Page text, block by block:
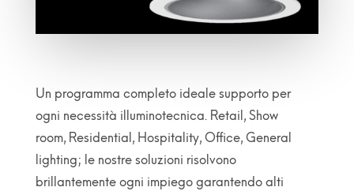
Un programma completo ideale supporto per
ogni necessità illuminotecnica. Retail, Show
room, Residential, Hospitality, Office, General
lighting; le nostre soluzioni risolvono
brillantemente ogni impiego garantendo alti